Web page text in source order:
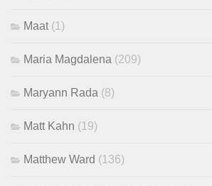
Maat (1)
Maria Magdalena (209)
Maryann Rada (8)
Matt Kahn (19)
Matthew Ward (136)